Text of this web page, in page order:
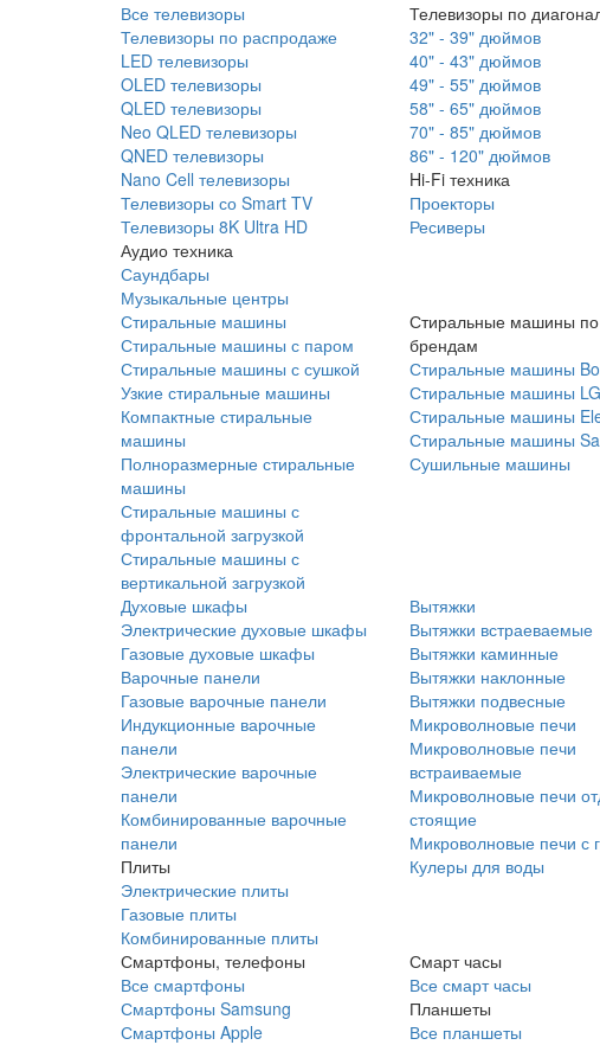
Все телевизоры
Телевизоры по распродаже
LED телевизоры
OLED телевизоры
QLED телевизоры
Neo QLED телевизоры
QNED телевизоры
Nano Cell телевизоры
Телевизоры со Smart TV
Телевизоры 8K Ultra HD
Аудио техника
Саундбары
Музыкальные центры
Телевизоры по
32" - 39" дюймов
40" - 43" дюймов
49" - 55" дюймов
58" - 65" дюймов
70" - 85" дюймов
86" - 120" дюймов
Hi-Fi техника
Проекторы
Ресиверы
Стиральные машины
Стиральные машины с паром
Стиральные машины с сушкой
Узкие стиральные машины
Компактные стиральные
машины
Полноразмерные стиральные
машины
Стиральные машины с
фронтальной загрузкой
Стиральные машины с
вертикальной загрузкой
Стиральные машины по
брендам
Стиральные машины
Стиральные машины LG
Стиральные машины
Стиральные машины
Сушильные машины
Духовые шкафы
Электрические духовые шкафы
Газовые духовые шкафы
Варочные панели
Газовые варочные панели
Индукционные варочные
панели
Электрические варочные
панели
Комбинированные варочные
панели
Плиты
Электрические плиты
Газовые плиты
Комбинированные плиты
Вытяжки
Вытяжки встраеваемые
Вытяжки каминные
Вытяжки наклонные
Вытяжки подвесные
Микроволновые печи
Микроволновые печи
встраиваемые
Микроволновые печи
стоящие
Микроволновые печи с
Кулеры для воды
Смартфоны, телефоны
Все смартфоны
Смартфоны Samsung
Смартфоны Apple
Смарт часы
Все смарт часы
Планшеты
Все планшеты